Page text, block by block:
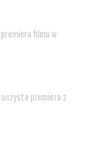
filmu w
premiera z